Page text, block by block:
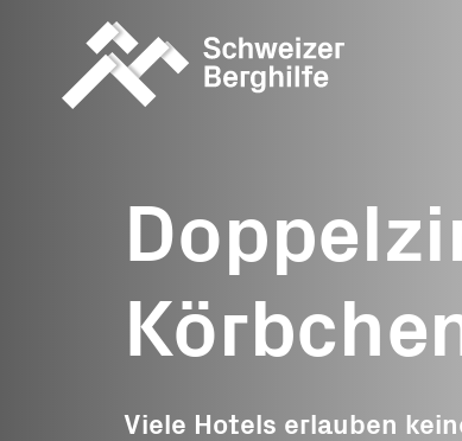
Geschichten
Berghilfe unterwegs
können
Viele Hotels erlauben